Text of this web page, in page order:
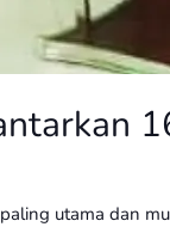
utama dan